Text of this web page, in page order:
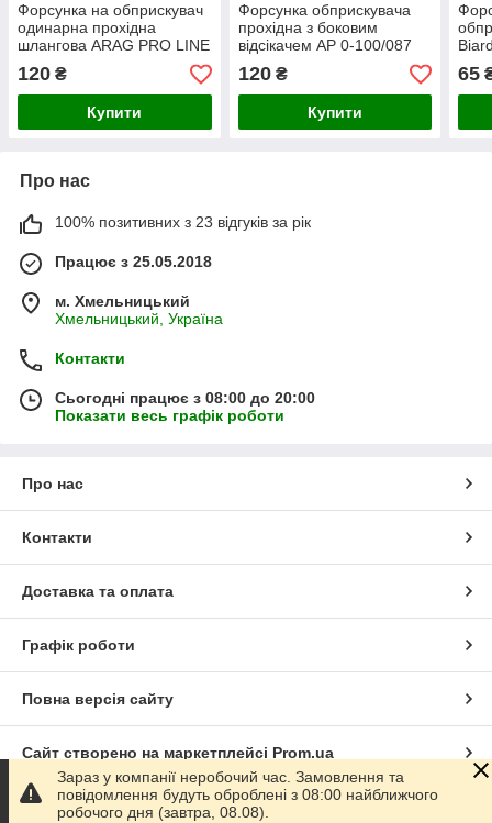
Форсунка на обприскувач
одинарна прохідна
шлангова ARAG PRO LINE
Agroplast 0-100/08/PP
120 ₴
Купити
Форсунка обприскувача
прохідна з боковим
відсікачем AP 0-100/087
прохідна
120₴
Купити
65
Про нас
100% позитивних з 23 відгуків за рік
Працює з 25.05.2018
м. Хмельницький
Хмельницький, Україна
Контакти
Сьогодні працює з 08:00 до 20:00
Показати весь графік роботи
Про нас
Контакти
Доставка та оплата
Графік роботи
Повна версія сайту
Сайт створено на маркетплейсі Prom.ua
Політика конфіденційності
Зараз у компанії неробочий час. Замовлення та
повідомлення будуть оброблені з 08:00 найближчого
робочого дня (завтра, 08.08).